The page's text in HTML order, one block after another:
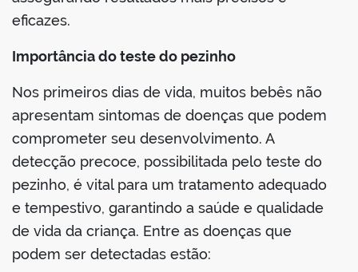
eficazes.
Importância do teste do pezinho
Nos primeiros dias de vida, muitos bebês não
apresentam sintomas de doenças que podem
comprometer seu desenvolvimento. A
detecção precoce, possibilitada pelo teste do
pezinho, é vital para um tratamento adequado
e tempestivo, garantindo a saúde e qualidade
de vida da criança. Entre as doenças que
podem ser detectadas estão: